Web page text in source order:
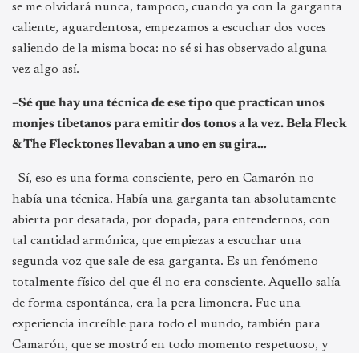
se me olvidará nunca, tampoco, cuando ya con la garganta
caliente, aguardentosa, empezamos a escuchar dos voces
saliendo de la misma boca: no sé si has observado alguna
vez algo así.
–Sé que hay una técnica de ese tipo que practican unos
monjes tibetanos para emitir dos tonos a la vez. Bela Fleck
& The Flecktones llevaban a uno en su gira…
–Sí, eso es una forma consciente, pero en Camarón no
había una técnica. Había una garganta tan absolutamente
abierta por desatada, por dopada, para entendernos, con
tal cantidad armónica, que empiezas a escuchar una
segunda voz que sale de esa garganta. Es un fenómeno
totalmente físico del que él no era consciente. Aquello salía
de forma espontánea, era la pera limonera. Fue una
experiencia increíble para todo el mundo, también para
Camarón, que se mostró en todo momento respetuoso, y